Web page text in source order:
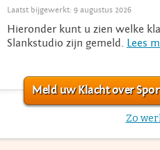
Laatst bijgewerkt: 9 augustus 2026
Hieronder kunt u zien welke
Slankstudio zijn gemeld. Lees
Meld uw Klacht over
Zo